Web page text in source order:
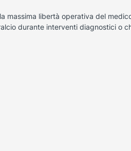
massima libertà operativa del
durante interventi diagnostici o